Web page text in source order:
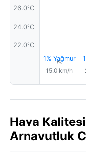
26.0°C
24.0°C
22.0°C
1% Yağmur
↑
15.0 km/h
Hava
Arnavutluk